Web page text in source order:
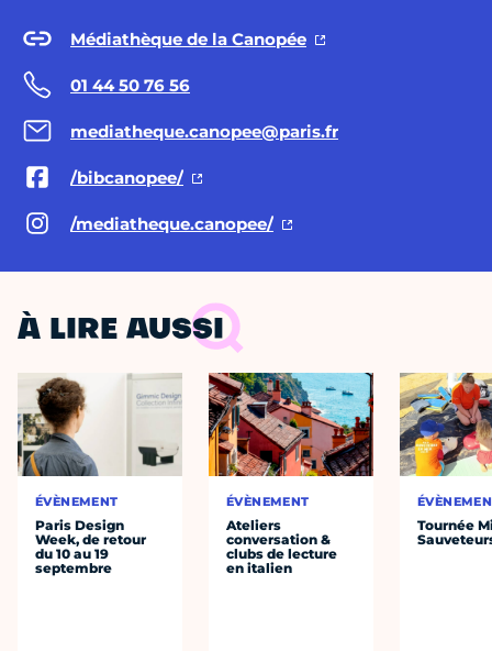
Médiathèque de la Canopée
01 44 50 76 56
mediatheque.canopee@paris.fr
/bibcanopee/
/mediatheque.canopee/
À LIRE AUSSI
ÉVÈNEMENT
Paris Design
Week, de retour
du 10 au 19
septembre
ÉVÈNEMENT
Ateliers
conversation &
clubs de lecture
en italien
Tournée